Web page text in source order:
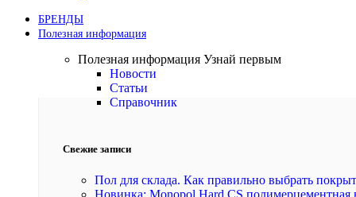
БРЕНДЫ
Полезная информация
Полезная информация Узнай первым
Новости
Статьи
Справочник
Свежие записи
Пол для склада. Как правильно выбрать